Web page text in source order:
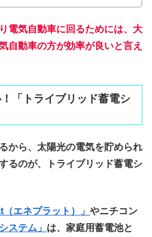
電気自動車に回るためには、大
自動車の方が効率が良いと言え
「トライブリッド蓄電シ
から、太陽光の電気を貯められ
るのが、
トライブリッド蓄電シ
（エネプラット）」 やニチコン
ステム」 は、家庭用蓄電池と